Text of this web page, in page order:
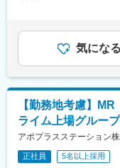
析、マーケティン
ル人材を育成す
・充実の待遇：
就業が可能です。
・豊富なキャリア
取り巻く環境変化
タベース、ネット
をしています。
値が必要と捉え、
配属機会などが用
※プロジェクトマ
り、日々の活動
SVを配置し、素
■中途入社社員の
・入社3年目（
当）
・入社5年目（
■評価制度：
クライアント先
す。※その他の手
給：年1回★頑張
年収をUPできま
の金額であり、選
額)は固定手当を
気になる
【勤務地考慮】
ライム上場グルー
アポプラスステーション
正社員 5名以上採用